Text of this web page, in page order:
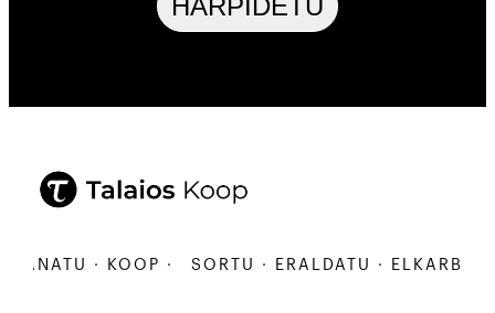
· KOOP · SORTU · ERALDATU ·